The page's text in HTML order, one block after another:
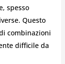
spesso
Questo
combinazioni
difficile da